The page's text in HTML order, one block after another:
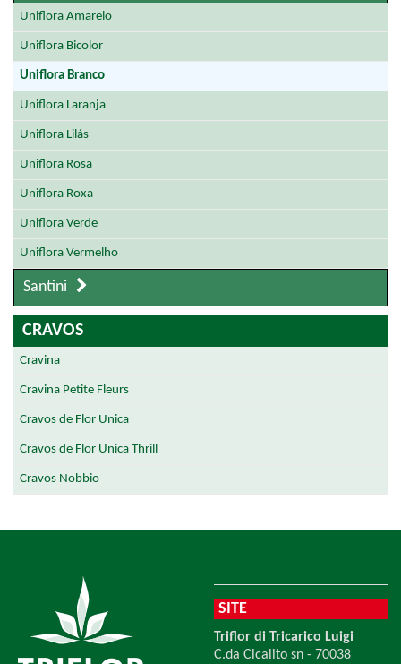
Uniflora Amarelo
Uniflora Bicolor
Uniflora Branco
Uniflora Laranja
Uniflora Lilás
Uniflora Rosa
Uniflora Roxa
Uniflora Verde
Uniflora Vermelho
Santini
CRAVOS
Cravina
Cravina Petite Fleurs
Cravos de Flor Unica
Cravos de Flor Unica Thrill
Cravos Nobbio
SITE
Triflor di Tricarico Luigi
C.da Cicalito sn - 70038